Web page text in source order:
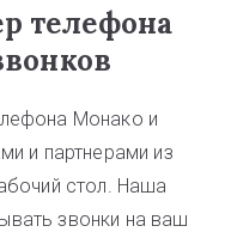
телефона
Монако и
и партнерами из
стол. Наша
звонки на ваш